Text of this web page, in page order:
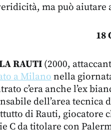
ma può aiutare
18
RAUTI (2000,
a Milano nella
c’era anche l’ex
dell’area
di Rauti, giocatore
C da titolare con